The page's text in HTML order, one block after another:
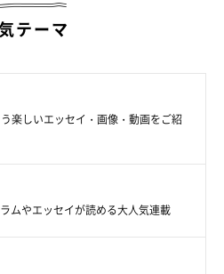
テーマ
楽しいエッセイ・画像・動画をご紹
ムやエッセイが読める大人気連載